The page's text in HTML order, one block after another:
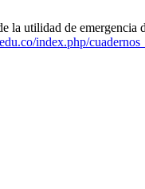
la utilidad de
index.php/